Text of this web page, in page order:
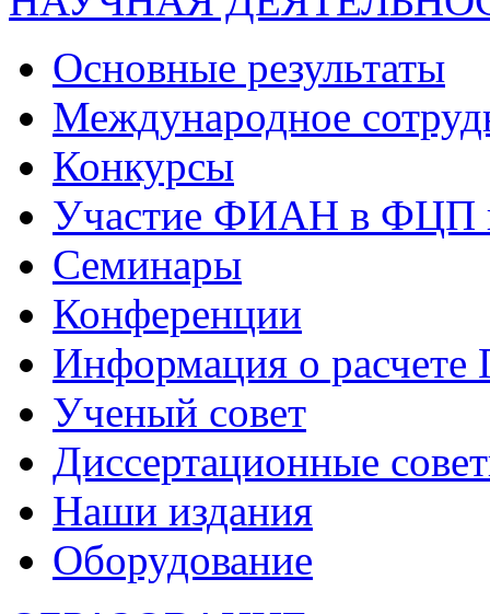
Основные результаты
Международное
Конкурсы
Участие ФИАН в ФЦП
Семинары
Конференции
Информация о
Ученый совет
Диссертационные
Наши издания
Оборудование